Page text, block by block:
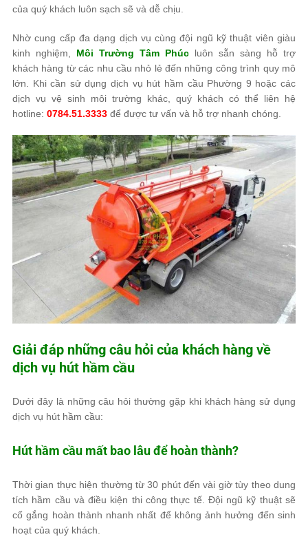
của quý khách luôn sạch sẽ và dễ chịu.
Nhờ cung cấp đa dạng dịch vụ cùng đội ngũ kỹ thuật viên giàu
kinh nghiệm, Môi Trường Tâm Phúc luôn sẵn sàng hỗ trợ
khách hàng từ các nhu cầu nhỏ lẻ đến những công trình quy mô
lớn. Khi cần sử dụng dịch vụ hút hầm cầu Phường 9 hoặc các
dịch vụ vệ sinh môi trường khác, quý khách có thể liên hệ
hotline: 0784.51.3333 để được tư vấn và hỗ trợ nhanh chóng.
Giải đáp những câu hỏi của khách hàng về
dịch vụ hút hầm cầu
Dưới đây là những câu hỏi thường gặp khi khách hàng sử dụng
dịch vụ hút hầm cầu:
Hút hầm cầu mất bao lâu để hoàn thành?
Thời gian thực hiện thường từ 30 phút đến vài giờ tùy theo dung
tích hầm cầu và điều kiện thi công thực tế. Đội ngũ kỹ thuật sẽ
cố gắng hoàn thành nhanh nhất để không ảnh hưởng đến sinh
hoạt của quý khách.